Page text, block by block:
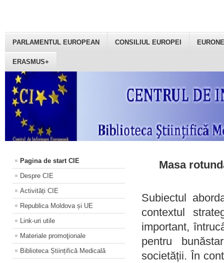
PARLAMENTUL EUROPEAN CONSILIUL EUROPEI
ERASMUS+
Pagina de start CIE
Despre CIE
Activități CIE
Republica Moldova și UE
Link-uri utile
Materiale promoţionale
Biblioteca Științifică Medicală
Masa
Subiectul
contextul
important,
pentru
societății. În